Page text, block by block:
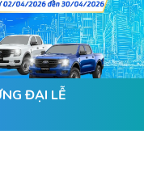
ĐẠI LỄ